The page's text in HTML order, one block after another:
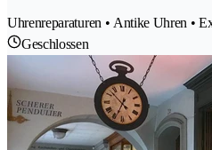
Uhrenreparaturen • Antike Uhren •
Geschlossen